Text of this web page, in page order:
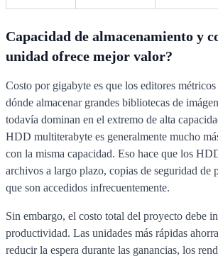
Capacidad de almacenamiento y
unidad ofrece mejor valor?
Costo por gigabyte es que los editores métricos
dónde almacenar grandes bibliotecas de
todavía dominan en el extremo de alta
HDD multiterabyte es generalmente mucho
con la misma capacidad. Eso hace que los
archivos a largo plazo, copias de seguridad de
que son accedidos infrecuentemente.
Sin embargo, el costo total del proyecto debe
productividad. Las unidades más rápidas
reducir la espera durante las ganancias, los